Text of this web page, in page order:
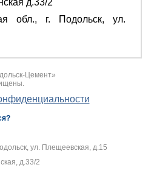
обл., г. Подольск, ул.
Цемент»
ул. Плещеевская, д.15
д.33/2